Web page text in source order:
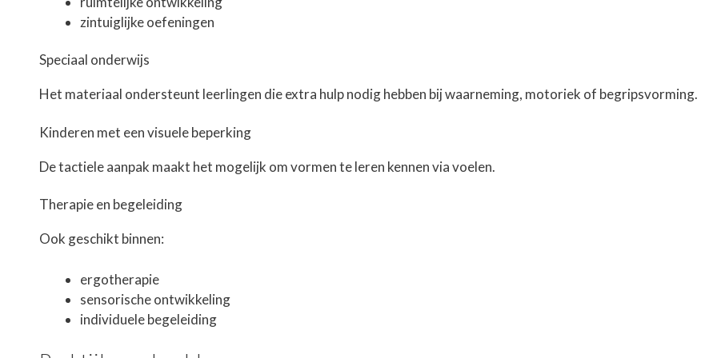
zintuiglijke oefeningen
Speciaal onderwijs
Het materiaal ondersteunt leerlingen die extra hulp nodig hebben bij waarneming, motoriek of begripsvorming.
Kinderen met een visuele beperking
De tactiele aanpak maakt het mogelijk om vormen te leren kennen via voelen.
Therapie en begeleiding
Ook geschikt binnen:
ergotherapie
sensorische ontwikkeling
individuele begeleiding